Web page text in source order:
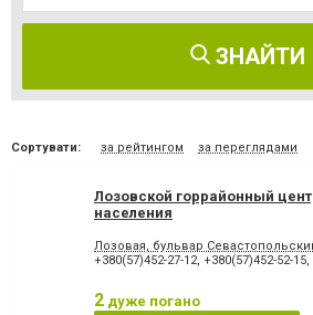
ЗНАЙТИ
Сортувати: за рейтингом за переглядами
Лозовской горрайонный
населения
Лозовая, бульвар
+380(57)452-27-12, +380(57)452-52-15,
2 дуже погано